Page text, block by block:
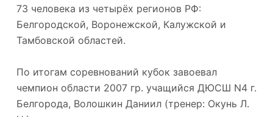
73 человека из четырёх регионов РФ:
Белгородской, Воронежской, Калужской и
Тамбовской областей.
По итогам соревнований кубок завоевал
чемпион области 2007 гр. учащийся ДЮСШ N4 г.
Белгорода, Волошкин Даниил (тренер: Окунь Л.